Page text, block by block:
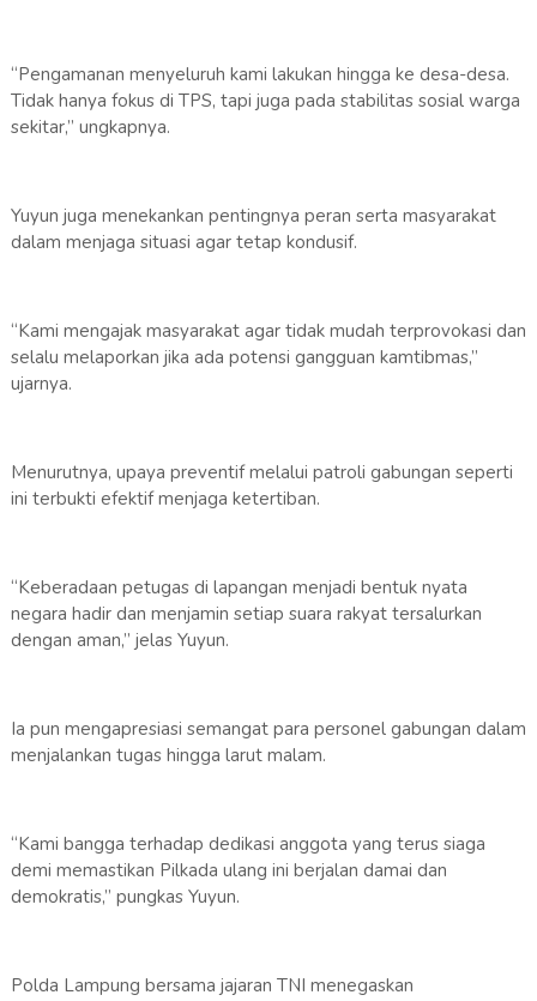
“Pengamanan menyeluruh kami lakukan hingga ke desa-desa.
Tidak hanya fokus di TPS, tapi juga pada stabilitas sosial warga
sekitar,” ungkapnya.
Yuyun juga menekankan pentingnya peran serta masyarakat
dalam menjaga situasi agar tetap kondusif.
“Kami mengajak masyarakat agar tidak mudah terprovokasi dan
selalu melaporkan jika ada potensi gangguan kamtibmas,”
ujarnya.
Menurutnya, upaya preventif melalui patroli gabungan seperti
ini terbukti efektif menjaga ketertiban.
“Keberadaan petugas di lapangan menjadi bentuk nyata
negara hadir dan menjamin setiap suara rakyat tersalurkan
dengan aman,” jelas Yuyun.
Ia pun mengapresiasi semangat para personel gabungan dalam
menjalankan tugas hingga larut malam.
“Kami bangga terhadap dedikasi anggota yang terus siaga
demi memastikan Pilkada ulang ini berjalan damai dan
demokratis,” pungkas Yuyun.
Polda Lampung bersama jajaran TNI menegaskan